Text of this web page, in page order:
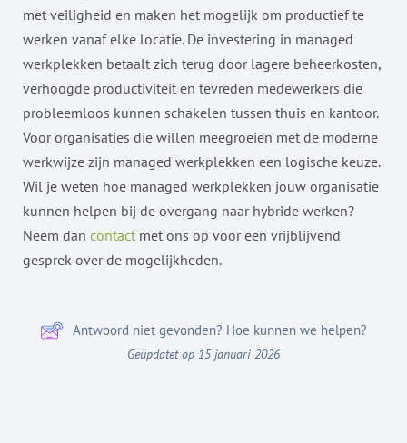
met veiligheid en maken het mogelijk om productief te
werken vanaf elke locatie. De investering in managed
werkplekken betaalt zich terug door lagere beheerkosten,
verhoogde productiviteit en tevreden medewerkers die
probleemloos kunnen schakelen tussen thuis en kantoor.
Voor organisaties die willen meegroeien met de moderne
werkwijze zijn managed werkplekken een logische keuze.
Wil je weten hoe managed werkplekken jouw organisatie
kunnen helpen bij de overgang naar hybride werken?
Neem dan contact met ons op voor een vrijblijvend
gesprek over de mogelijkheden.
Antwoord niet gevonden? Hoe kunnen we helpen?
Geüpdatet op 15 januari 2026